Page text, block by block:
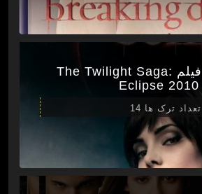
آهنگ های فیلم The Twilight Saga:
Eclipse 2010
تعداد ترک ها 14